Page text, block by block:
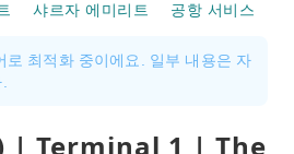
샤르자 에미리트 공항 서비스
로 최적화 중이에요. 일부 내용은 자
| Terminal 1 | The